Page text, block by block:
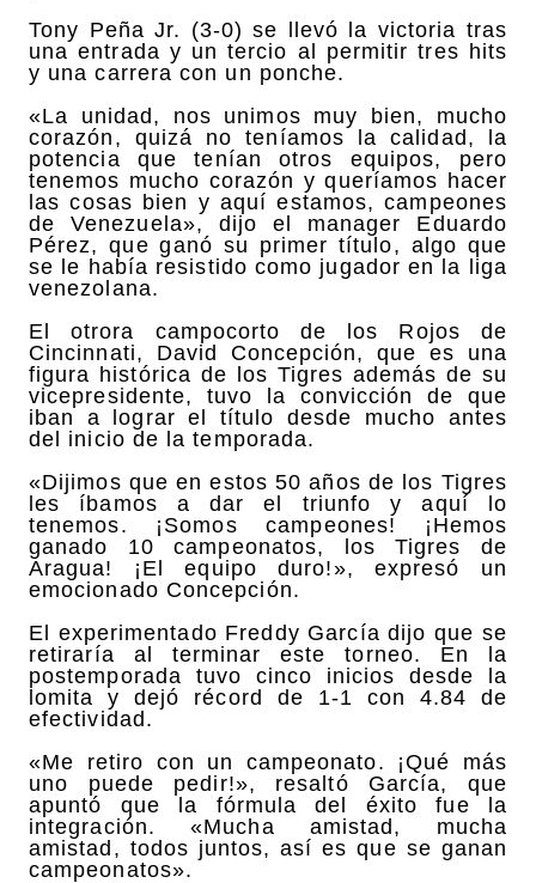
Tony Peña Jr. (3-0) se llevó la victoria tras
una entrada y un tercio al permitir tres hits
y una carrera con un ponche.
«La unidad, nos unimos muy bien, mucho
corazón, quizá no teníamos la calidad, la
potencia que tenían otros equipos, pero
tenemos mucho corazón y queríamos hacer
las cosas bien y aquí estamos, campeones
de Venezuela», dijo el manager Eduardo
Pérez, que ganó su primer título, algo que
se le había resistido como jugador en la liga
venezolana.
El otrora campocorto de los Rojos de
Cincinnati, David Concepción, que es una
figura histórica de los Tigres además de su
vicepresidente, tuvo la convicción de que
iban a lograr el título desde mucho antes
del inicio de la temporada.
«Dijimos que en estos 50 años de los Tigres
les íbamos a dar el triunfo y aquí lo
tenemos. ¡Somos campeones! ¡Hemos
ganado 10 campeonatos, los Tigres de
Aragua! ¡El equipo duro!», expresó un
emocionado Concepción.
El experimentado Freddy García dijo que se
retiraría al terminar este torneo. En la
postemporada tuvo cinco inicios desde la
lomita y dejó récord de 1-1 con 4.84 de
efectividad.
«Me retiro con un campeonato. ¡Qué más
uno puede pedir!», resaltó García, que
apuntó que la fórmula del éxito fue la
integración. «Mucha amistad, mucha
amistad, todos juntos, así es que se ganan
campeonatos».